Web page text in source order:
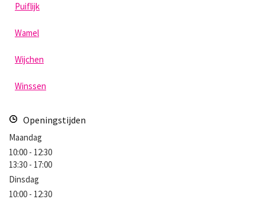
Puiflijk
Wamel
Wijchen
Winssen
Openingstijden
Maandag
10:00 - 12:30
13:30 - 17:00
Dinsdag
10:00 - 12:30